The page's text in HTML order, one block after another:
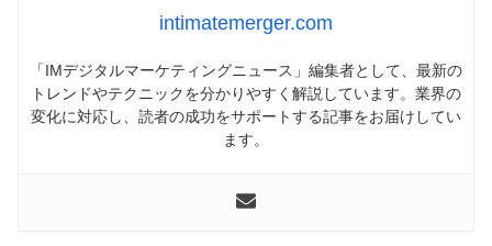
intimatemerger.com
「IMデジタルマーケティングニュース」編集者として、最新の
トレンドやテクニックを分かりやすく解説しています。業界の
変化に対応し、読者の成功をサポートする記事をお届けしてい
ます。